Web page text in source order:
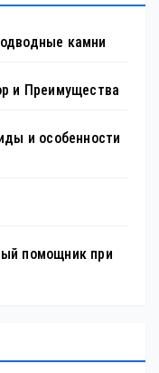
камни
и Преимущества
и особенности
помощник при